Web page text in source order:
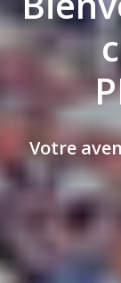
Votre